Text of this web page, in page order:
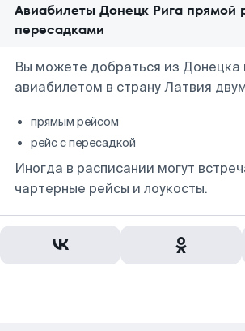
Авиабилеты Донецк Рига прямой
пересадками
Вы можете добраться из Донецка
авиабилетом в страну Латвия
прямым рейсом
рейс с пересадкой
Иногда в расписании могут
чартерные рейсы и лоукосты.